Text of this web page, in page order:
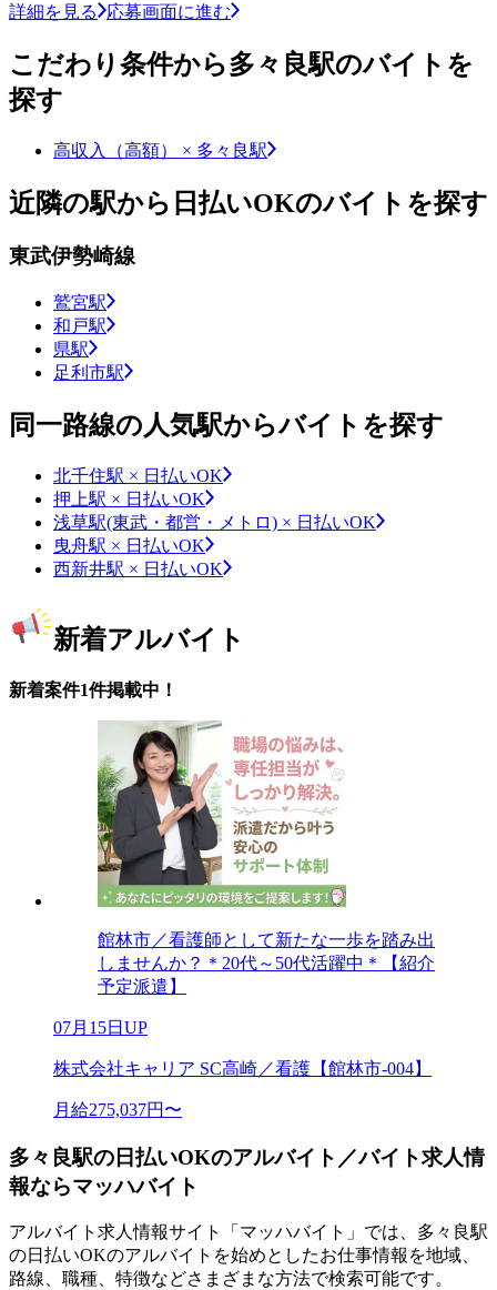
詳細を見る 応募画面に進む
こだわり条件から多々良駅のバイトを
探す
高収入（高額） × 多々良駅
近隣の駅から日払いOKのバイトを探す
東武伊勢崎線
鷲宮駅
和戸駅
県駅
足利市駅
同一路線の人気駅からバイトを探す
北千住駅 × 日払いOK
押上駅 × 日払いOK
浅草駅(東武・都営・メトロ) × 日払いOK
曳舟駅 × 日払いOK
西新井駅 × 日払いOK
新着アルバイト
新着案件1件掲載中！
館林市／看護師として新たな一歩を踏み出
しませんか？＊20代～50代活躍中＊【紹介
予定派遣】
07月15日UP
株式会社キャリア SC高崎／看護【館林市-004】
月給275,037円〜
多々良駅の日払いOKのアルバイト／バイト求人情
報ならマッハバイト
アルバイト求人情報サイト「マッハバイト」では、多々良駅
の日払いOKのアルバイトを始めとしたお仕事情報を地域、
路線、職種、特徴などさまざまな方法で検索可能です。